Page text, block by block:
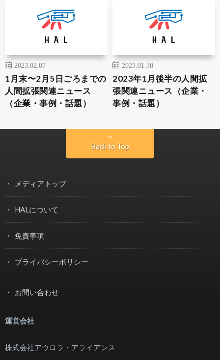
2023.02.07
1月末〜2月5日ごろまでの
人間拡張関連ニュース
（企業・事例・話題）
2023.01.30
2023年1月後半の人間拡
張関連ニュース（企業・
事例・話題）
Back to Top
メディアトップ
HALについて
免責事項
プライバシーポリシー
お問い合わせ
運営会社
株式会社アウロラ・アライアンス